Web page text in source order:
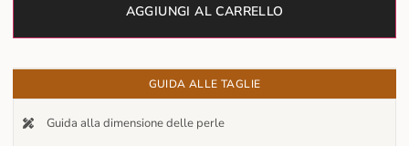
AGGIUNGI AL CARRELLO
GUIDA ALLE TAGLIE
Guida alla dimensione delle perle